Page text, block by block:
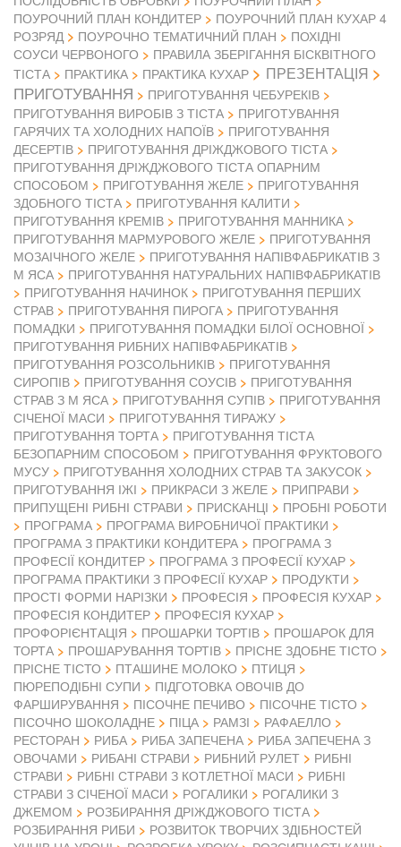
ПОУРОЧНИЙ ПЛАН КОНДИТЕР
ПОУРОЧНИЙ ПЛАН КУХАР 4
РОЗРЯД
ПОУРОЧНО ТЕМАТИЧНИЙ ПЛАН
ПОХІДНІ
СОУСИ ЧЕРВОНОГО
ПРАВИЛА ЗБЕРІГАННЯ БІСКВІТНОГО
ТІСТА
ПРАКТИКА ПРАКТИКА КУХАР
ПРЕЗЕНТАЦІЯ
ПРИГОТУВАННЯ
ПРИГОТУВАННЯ ЧЕБУРЕКІВ
ПРИГОТУВАННЯ ВИРОБІВ З ТІСТА
ПРИГОТУВАННЯ
ГАРЯЧИХ ТА ХОЛОДНИХ НАПОЇВ
ПРИГОТУВАННЯ
ДЕСЕРТІВ
ПРИГОТУВАННЯ ДРІЖДЖОВОГО ТІСТА
ПРИГОТУВАННЯ ДРІЖДЖОВОГО ТІСТА ОПАРНИМ
СПОСОБОМ
ПРИГОТУВАННЯ ЖЕЛЕ
ПРИГОТУВАННЯ
ЗДОБНОГО ТІСТА
ПРИГОТУВАННЯ КАЛИТИ
ПРИГОТУВАННЯ КРЕМІВ
ПРИГОТУВАННЯ МАННИКА
ПРИГОТУВАННЯ МАРМУРОВОГО ЖЕЛЕ
ПРИГОТУВАННЯ
МОЗАІЧНОГО ЖЕЛЕ
ПРИГОТУВАННЯ НАПІВФАБРИКАТІВ З
М ЯСА
ПРИГОТУВАННЯ НАТУРАЛЬНИХ НАПІВФАБРИКАТІВ
ПРИГОТУВАННЯ НАЧИНОК
ПРИГОТУВАННЯ ПЕРШИХ
СТРАВ
ПРИГОТУВАННЯ ПИРОГА
ПРИГОТУВАННЯ
ПОМАДКИ
ПРИГОТУВАННЯ ПОМАДКИ БІЛОЇ ОСНОВНОЇ
ПРИГОТУВАННЯ РИБНИХ НАПІВФАБРИКАТІВ
ПРИГОТУВАННЯ РОЗСОЛЬНИКІВ
ПРИГОТУВАННЯ
СИРОПІВ
ПРИГОТУВАННЯ СОУСІВ
ПРИГОТУВАННЯ
СТРАВ З М ЯСА
ПРИГОТУВАННЯ СУПІВ
ПРИГОТУВАННЯ
СІЧЕНОЇ МАСИ
ПРИГОТУВАННЯ ТИРАЖУ
ПРИГОТУВАННЯ ТОРТА
ПРИГОТУВАННЯ ТІСТА
БЕЗОПАРНИМ СПОСОБОМ
ПРИГОТУВАННЯ ФРУКТОВОГО
МУСУ
ПРИГОТУВАННЯ ХОЛОДНИХ СТРАВ ТА ЗАКУСОК
ПРИГОТУВАННЯ ІЖІ
ПРИКРАСИ З ЖЕЛЕ
ПРИПРАВИ
ПРИПУЩЕНІ РИБНІ СТРАВИ
ПРИСКАНЦІ
ПРОБНІ РОБОТИ
ПРОГРАМА
ПРОГРАМА ВИРОБНИЧОЇ ПРАКТИКИ
ПРОГРАМА З ПРАКТИКИ КОНДИТЕРА
ПРОГРАМА З
ПРОФЕСІЇ КОНДИТЕР
ПРОГРАМА З ПРОФЕСІЇ КУХАР
ПРОГРАМА ПРАКТИКИ З ПРОФЕСІЇ КУХАР
ПРОДУКТИ
ПРОСТІ ФОРМИ НАРІЗКИ
ПРОФЕСІЯ
ПРОФЕСІЯ КУХАР
ПРОФЕСІЯ КОНДИТЕР
ПРОФЕСІЯ КУХАР
ПРОФОРІЄНТАЦІЯ
ПРОШАРКИ ТОРТІВ
ПРОШАРОК ДЛЯ
ТОРТА
ПРОШАРУВАННЯ ТОРТІВ
ПРІСНЕ ЗДОБНЕ ТІСТО
ПРІСНЕ ТІСТО
ПТАШИНЕ МОЛОКО
ПТИЦЯ
ПЮРЕПОДІБНІ СУПИ
ПІДГОТОВКА ОВОЧІВ ДО
ФАРШИРУВАННЯ
ПІСОЧНЕ ПЕЧИВО
ПІСОЧНЕ ТІСТО
ПІСОЧНО ШОКОЛАДНЕ
ПІЦА РАМЗІ
РАФАЕЛЛО
РЕСТОРАН
РИБА РИБА ЗАПЕЧЕНА
РИБА ЗАПЕЧЕНА З
ОВОЧАМИ
РИБАНІ СТРАВИ РИБНИЙ РУЛЕТ
РИБНІ
СТРАВИ
РИБНІ СТРАВИ З КОТЛЕТНОЇ МАСИ
РИБНІ
СТРАВИ З СІЧЕНОЇ МАСИ
РОГАЛИКИ
РОГАЛИКИ З
ДЖЕМОМ
РОЗБИРАННЯ ДРІЖДЖОВОГО ТІСТА
РОЗБИРАННЯ РИБИ
РОЗВИТОК ТВОРЧИХ ЗДІБНОСТЕЙ